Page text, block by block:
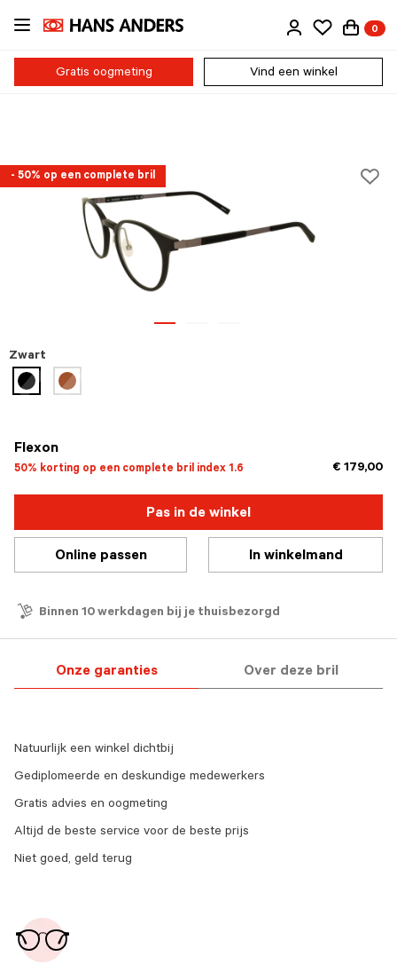
Ga
naar
inhoud
0
Gratis oogmeting Vind een winkel
- 50% op een complete bril
Flexon
50% korting op een complete bril index 1.6 € 179,00
Zwart
geselecteerd
Pas in de winkel
Online passen In winkelmand
Binnen 10 werkdagen bij je thuisbezorgd
Onze garanties Over deze bril
Natuurlijk een winkel dichtbij
Gediplomeerde en deskundige medewerkers
Gratis advies en oogmeting
Altijd de beste service voor de beste prijs
Niet goed, geld terug